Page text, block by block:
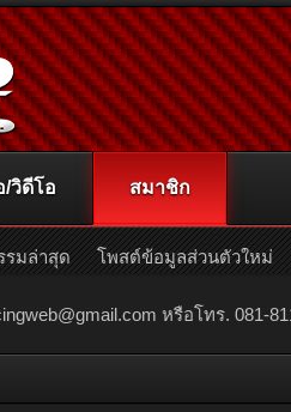
หรือโทร. 081-
/วิดีโอ สมาชิก
รมล่าสุด โพสต์ข้อมูลส่วนตัวใหม่